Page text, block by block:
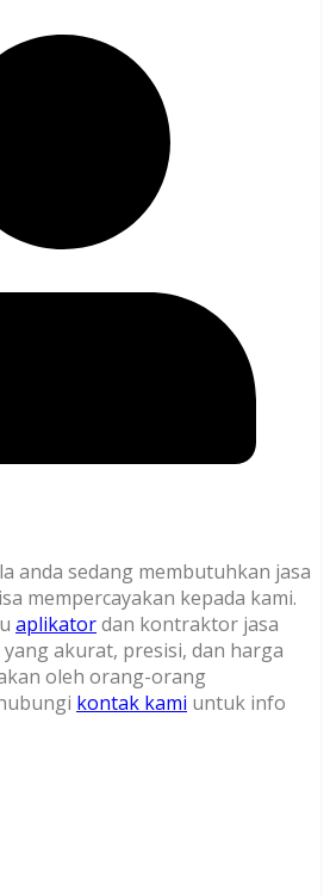
anda sedang membutuhkan jasa
mempercayakan kepada kami.
aplikatordan kontraktor jasa
akurat, presisi, dan harga
oleh orang-orang
kontak kami untuk info